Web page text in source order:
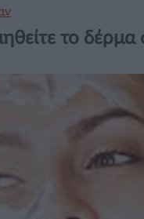
το δέρμα